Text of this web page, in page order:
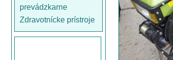
prevádzkarne
Zdravotnícke prístroje